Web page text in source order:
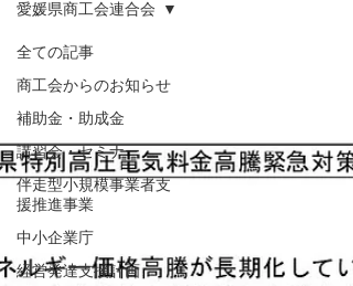
全ての記事
商工会からのお知らせ
補助金・助成金
講習会・セミナー
伴走型小規模事業者支
援推進事業
中小企業庁
経営発達支援計画
愛媛県商工会連合会